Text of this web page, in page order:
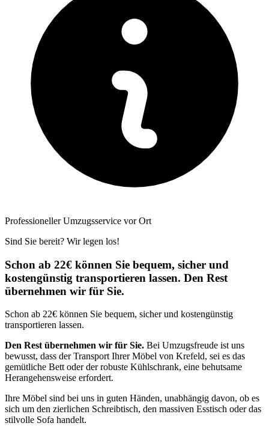
Professioneller Umzugsservice vor Ort
Sind Sie bereit? Wir legen los!
Schon ab 22€ können Sie bequem, sicher und
kostengünstig transportieren lassen. Den Rest
übernehmen wir für Sie.
Schon ab 22€ können Sie bequem, sicher und kostengünstig
transportieren lassen.
Den Rest übernehmen wir für Sie. Bei Umzugsfreude ist uns
bewusst, dass der Transport Ihrer Möbel von Krefeld, sei es das
gemütliche Bett oder der robuste Kühlschrank, eine behutsame
Herangehensweise erfordert.
Ihre Möbel sind bei uns in guten Händen, unabhängig davon, ob es
sich um den zierlichen Schreibtisch, den massiven Esstisch oder das
stilvolle Sofa handelt.